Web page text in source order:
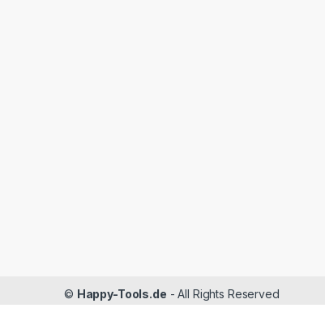
© Happy-Tools.de - All Rights Reserved